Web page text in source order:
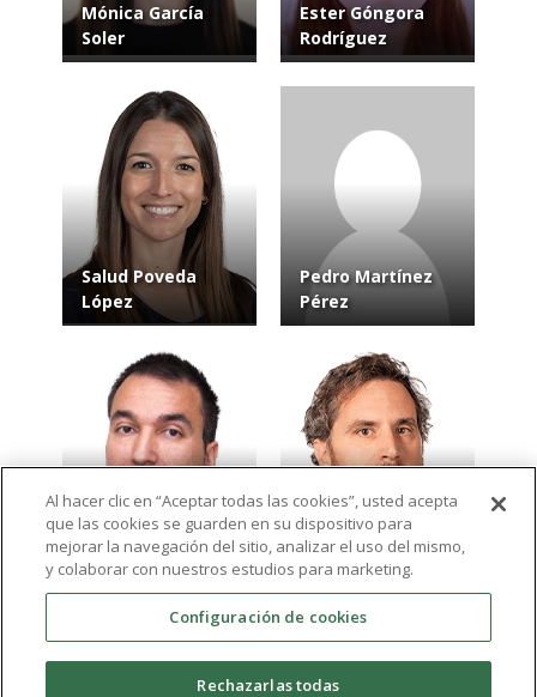
Mónica García
Soler
Ester Góngora
Rodríguez
Salud Poveda
López
Pedro Martínez
Pérez
Federico Sánchez
Jover
Vicente Ávila
Gandía
Al hacer clic en “Aceptar todas las cookies”, usted acepta
que las cookies se guarden en su dispositivo para
mejorar la navegación del sitio, analizar el uso del mismo,
y colaborar con nuestros estudios para marketing.
Configuración de cookies
Rechazarlas todas